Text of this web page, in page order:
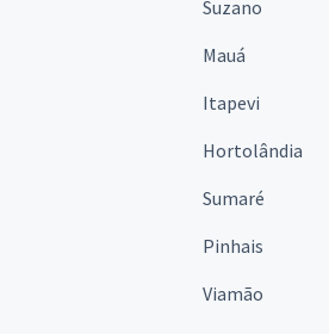
Suzano
Mauá
Itapevi
Hortolândia
Sumaré
Pinhais
Viamão